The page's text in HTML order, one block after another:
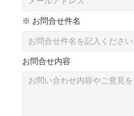
※ お問合せ件名
お問合せ内容